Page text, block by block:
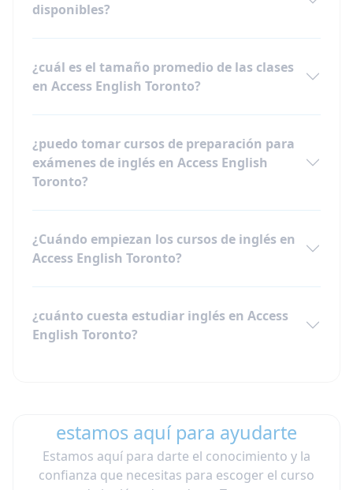
disponibles?
¿cuál es el tamaño promedio de las clases
en Access English Toronto?
¿puedo tomar cursos de preparación para
exámenes de inglés en Access English
Toronto?
¿Cuándo empiezan los cursos de inglés en
Access English Toronto?
¿cuánto cuesta estudiar inglés en Access
English Toronto?
estamos aquí para ayudarte
Estamos aquí para darte el conocimiento y la
confianza que necesitas para escoger el curso